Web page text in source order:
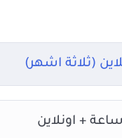
الشخص لقفز بعلاقاته
(ثلاثة اشهر)